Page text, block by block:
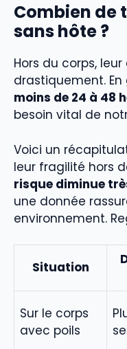
Combien de
sans hôte ?
Hors du corps,
drastiquement. En
moins de 24 à 48
besoin vital de
Voici un
leur fragilité hors
risque diminue
une donnée
environnement.
Situation
Sur le corps
avec poils